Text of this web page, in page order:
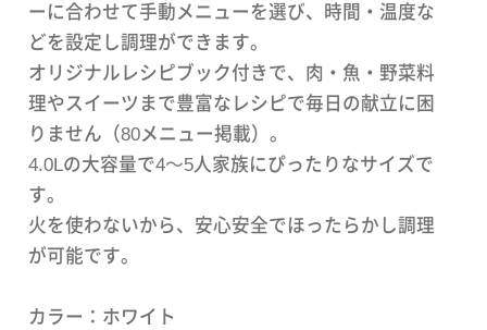
ーに合わせて手動メニューを選び、時間・温度な
どを設定し調理ができます。
オリジナルレシピブック付きで、肉・魚・野菜料
理やスイーツまで豊富なレシピで毎日の献立に困
りません（80メニュー掲載）。
4.0Lの大容量で4～5人家族にぴったりなサイズで
す。
火を使わないから、安心安全でほったらかし調理
が可能です。
カラー：ホワイト